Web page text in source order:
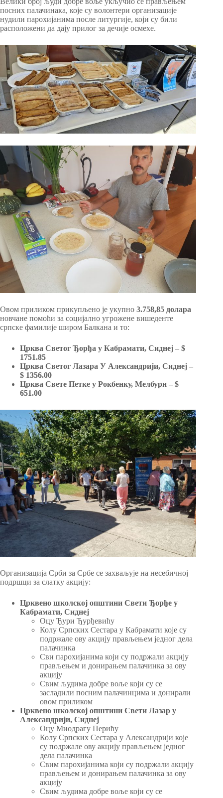
посних палачинака, које су волонтери организације
нудили парохијанима после литургије, који су били
расположени да дају прилог за дечије осмехе.
Овом приликом прикупљено је укупно 3.758,85 долара
новчане помоћи за социјално угрожене вишеденте
српске фамилије широм Балкана и то:
Црква Светог Ђорђа у Кабрамати, Сиднеј – $
1751.85
Црква Светог Лазара У Александрији, Сиднеј –
$ 1356.00
Црква Свете Петке у Рокбенку, Мелбурн – $
651.00
Организација Срби за Србе се захваљује на несебичној
подршци за слатку акцију:
Црквено школској општини Свети Ђорђе у
Кабрамати, Сиднеј
Оцу Ђури Ђурђевићу
Колу Српских Сестара у Кабрамати које су
подржале ову акцију прављењем једног дела
палачинка
Сви парохијанима који су подржали акцију
прављењем и донирањем палачинка за ову
акцију
Свим људима добре воље који су се
засладили посним палачинцима и донирали
овом приликом
Црквено школској општини Свети Лазар у
Александрији, Сиднеј
Оцу Миодрагу Перићу
Колу Српских Сестара у Александрији које
су подржале ову акцију прављењем једног
дела палачинка
Свим парохијанима који су подржали акцију
прављењем и донирањем палачинка за ову
акцију
Свим људима добре воље који су се